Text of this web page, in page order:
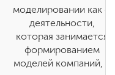
моделировании как о
деятельности,
которая занимается
формированием
моделей компаний, и